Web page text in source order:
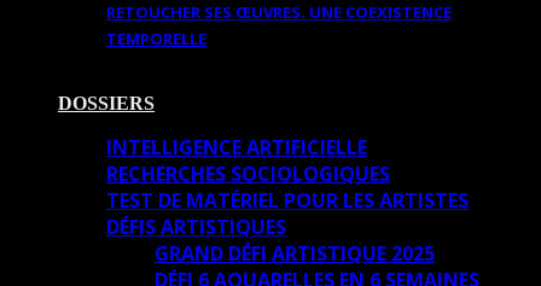
RETOUCHER SES ŒUVRES. UNE COEXISTENCE
TEMPORELLE
DOSSIERS
INTELLIGENCE ARTIFICIELLE
RECHERCHES SOCIOLOGIQUES
TEST DE MATÉRIEL POUR LES ARTISTES
DÉFIS ARTISTIQUES
GRAND DÉFI ARTISTIQUE 2025
DÉFI 6 AQUARELLES EN 6 SEMAINES